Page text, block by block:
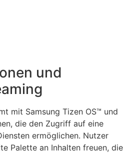
und
mit Samsung Tizen OS™ und
die den Zugriff auf eine
ermöglichen. Nutzer
Palette an Inhalten freuen, die